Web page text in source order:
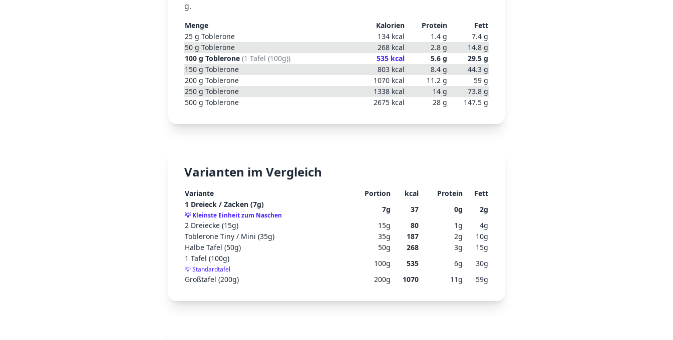
g.
Menge Kalorien Protein
Fett
25 g Toblerone 134 kcal 1.4 g 7.4 g
50 g Toblerone 268 kcal 2.8 g 14.8 g
100 g Toblerone (1 Tafel (100g)) 535 kcal 5.6 g 29.5 g
150 g Toblerone 803 kcal 8.4 g 44.3 g
200 g Toblerone 1070 kcal 11.2 g 59 g
250 g Toblerone 1338 kcal 14 g 73.8 g
500 g Toblerone 2675 kcal 28 g 147.5 g
Varianten im Vergleich
Variante Portion kcal Protein
Fett
1 Dreieck / Zacken (7g)
💡Kleinste Einheit zum Naschen
7g 37 0g 2g
2 Dreiecke (15g)
15g 80 1g 4g
Toblerone Tiny / Mini (35g)
35g 187 2g 10g
Halbe Tafel (50g)
50g 268 3g 15g
1 Tafel (100g)
💡Standardtafel
100g 535 6g 30g
Großtafel (200g)
200g 1070 11g 59g